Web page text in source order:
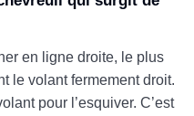
en ligne droite, le plus
le volant fermement droit.
pour l’esquiver. C’est